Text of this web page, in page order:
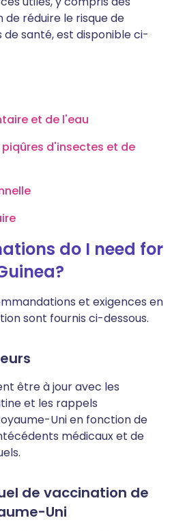
de réduire le risque de
santé, est disponible ci-
et de l'eau
piqûres d'insectes et de
do I need for
et exigences en
sont fournis ci-dessous.
être à jour avec les
et les rappels
Uni en fonction de
médicaux et de
de vaccination de
Uni